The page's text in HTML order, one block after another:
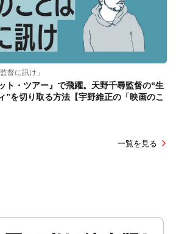
督に訊け」
ト・ツアー』で飛躍。天野千尋監督の“生
”を切り取る方法【宇野維正の「映画のこ
一覧を見る